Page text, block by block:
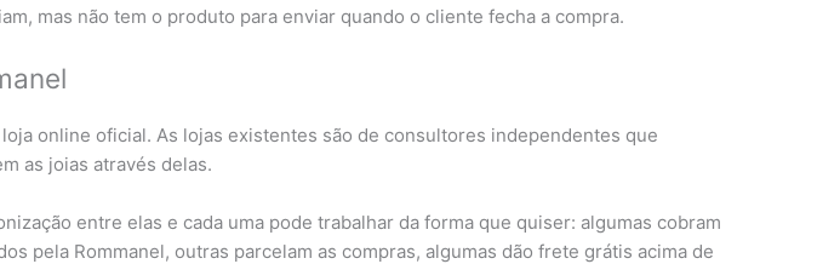
mas não tem o produto para enviar quando o cliente fecha a compra.
loja online oficial. As lojas existentes são de consultores independentes que
as joias através delas.
entre elas e cada uma pode trabalhar da forma que quiser: algumas cobram
pela Rommanel, outras parcelam as compras, algumas dão frete grátis acima de